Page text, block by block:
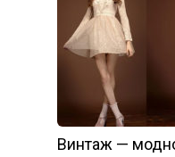
Винтаж —